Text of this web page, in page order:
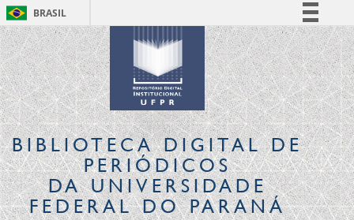
BRASIL
Simplifique!
Comunica BR
Participe
Acesso à informação
Legislação
Canais
BIBLIOTECA DIGITALDE
PERIÓDICOS
DA UNIVERSIDADE
FEDERAL DO PARANÁ